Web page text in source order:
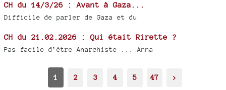
CH du 14/3/26 : Avant à Gaza...
Difficile de parler de Gaza et du
CH du 21.02.2026 : Qui était Rirette ?
Pas facile d’être Anarchiste ... Anna
1 2 3 4 5 47 >